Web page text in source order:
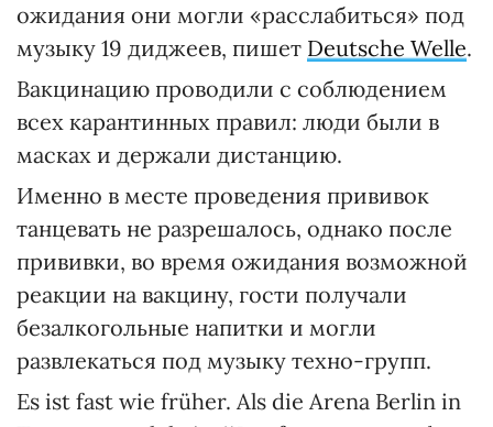
ожидания они могли «расслабиться» под
музыку 19 диджеев, пишет Deutsche Welle.
Вакцинацию проводили с соблюдением
всех карантинных правил: люди были в
масках и держали дистанцию.
Именно в месте проведения прививок
танцевать не разрешалось, однако после
прививки, во время ожидания возможной
реакции на вакцину, гости получали
безалкогольные напитки и могли
развлекаться под музыку техно-групп.
Es ist fast wie früher. Als die Arena Berlin in